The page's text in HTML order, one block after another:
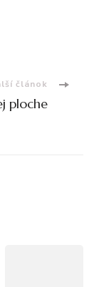
článok
ploche